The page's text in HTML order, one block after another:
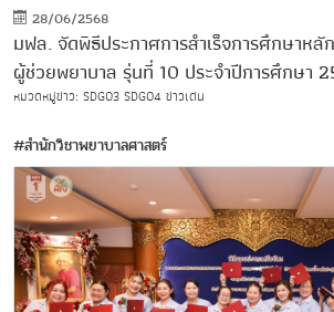
28/06/2568
มฟล. จัดพิธีประกาศการสำเร็จการศึกษาห
ผู้ช่วยพยาบาล รุ่นที่ 10 ประจำปีการศึกษา
หมวดหมู่ข่าว: SDG03 SDG04 ข่าวเด่น
#สำนักวิชาพยาบาลศาสตร์